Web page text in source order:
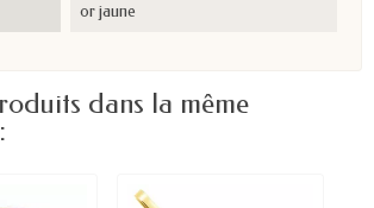
or jaune
dans la même